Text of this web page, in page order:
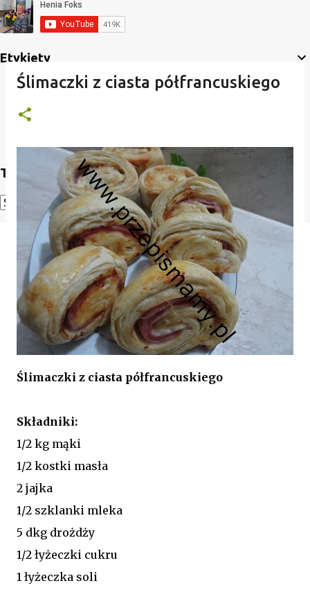
Etykiety
Translate
Powered by Translate
Ślimaczki z ciasta półfrancuskiego
Ślimaczki z ciasta półfrancuskiego
Składniki:
1/2 kg mąki
1/2 kostki masła
2 jajka
1/2 szklanki mleka
5 dkg drożdży
1/2 łyżeczki cukru
1 łyżeczka soli